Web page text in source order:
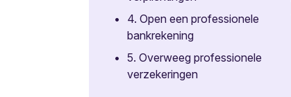
•
4. Open een professionele
bankrekening
•
5. Overweeg professionele
verzekeringen